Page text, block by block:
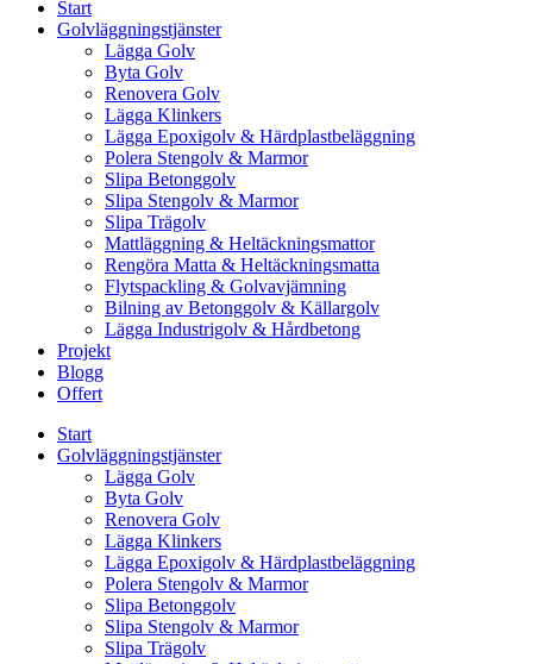
Start
Golvläggningstjänster
Lägga Golv
Byta Golv
Renovera Golv
Lägga Klinkers
Lägga Epoxigolv & Härdplastbeläggning
Polera Stengolv & Marmor
Slipa Betonggolv
Slipa Stengolv & Marmor
Slipa Trägolv
Mattläggning & Heltäckningsmattor
Rengöra Matta & Heltäckningsmatta
Flytspackling & Golvavjämning
Bilning av Betonggolv & Källargolv
Lägga Industrigolv & Hårdbetong
Projekt
Blogg
Offert
Start
Golvläggningstjänster
Lägga Golv
Byta Golv
Renovera Golv
Lägga Klinkers
Lägga Epoxigolv & Härdplastbeläggning
Polera Stengolv & Marmor
Slipa Betonggolv
Slipa Stengolv & Marmor
Slipa Trägolv